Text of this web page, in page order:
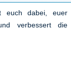
euch dabei, euer
verbessert die